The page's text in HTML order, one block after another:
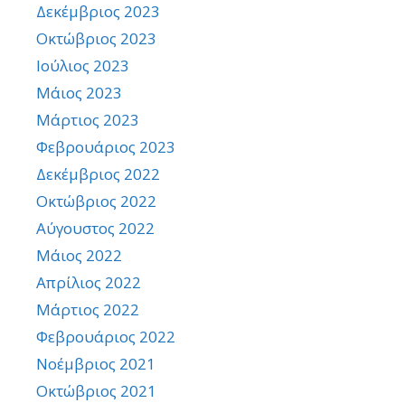
Δεκέμβριος 2023
Οκτώβριος 2023
Ιούλιος 2023
Μάιος 2023
Μάρτιος 2023
Φεβρουάριος 2023
Δεκέμβριος 2022
Οκτώβριος 2022
Αύγουστος 2022
Μάιος 2022
Απρίλιος 2022
Μάρτιος 2022
Φεβρουάριος 2022
Νοέμβριος 2021
Οκτώβριος 2021